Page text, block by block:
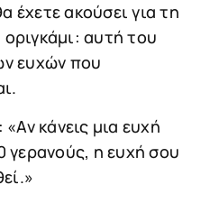
έχετε ακούσει για τη
αυτή του
ευχών που
κάνεις μια ευχή
γερανούς, η ευχή σου